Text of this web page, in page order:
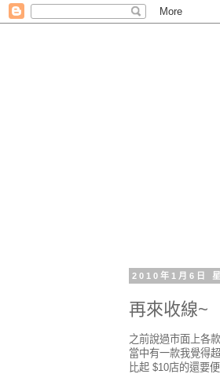
2010年1月6日
再來收線~
之前說過市面上各
當中有一款我覺得
比起 $10店的還要